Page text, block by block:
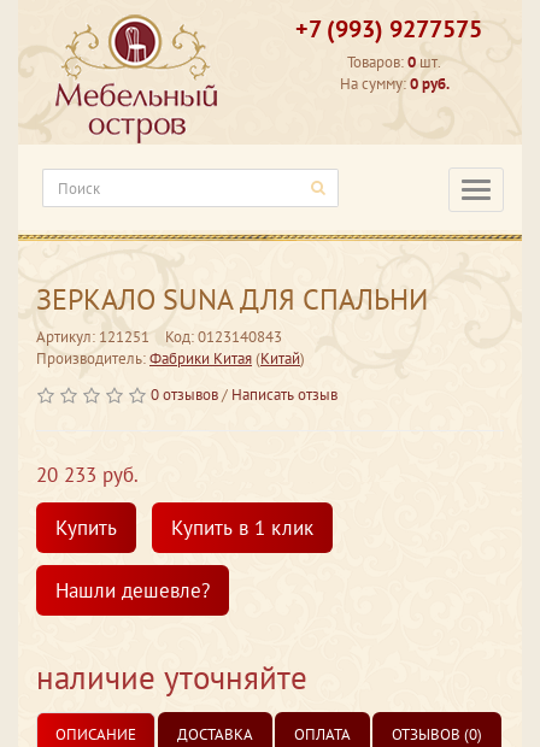
+7 (993) 9277575
Товаров:0 шт.
На сумму:0 руб.
ЗЕРКАЛО SUNA ДЛЯ СПАЛЬНИ
Артикул: 121251
Код: 0123140843
Производитель:Фабрики Китая(Китай)
0 отзывов/ Написать отзыв
20 233 руб.
Купить
Купить в 1 клик
Нашли дешевле?
наличие уточняйте
ОПИСАНИЕ ДОСТАВКА ОПЛАТА ОТЗЫВОВ (0)